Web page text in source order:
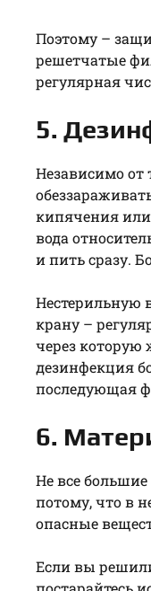
Поэтому –
решетчатые
регулярная
5.
Независимо от
кипячения или
вода
и пить сразу.
Нестерильную
крану –
через которую
дезинфекция
последующая
6.
Не все
потому, что в
опасные
Если вы